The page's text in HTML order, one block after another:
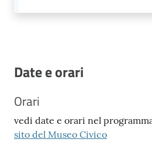
Date e orari
Orari
vedi date e orari nel
sito del Museo Civico